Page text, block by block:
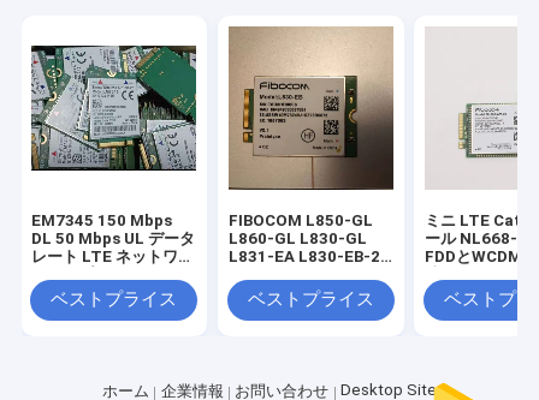
EM7345 150 Mbps
DL 50 Mbps UL データ
レート LTE ネットワー
レス セルラーデバイス
安定したワイヤレス接
ベストプライス
FIBOCOM L850-GL
L860-GL L830-GL
L831-EA L830-EB-20
ベストプライス
ミニ LTE Cat 4
ール NL668-
FDDとWCDMA
ベストプラ
ホーム 企業情報 お問い合わせ Desktop Site